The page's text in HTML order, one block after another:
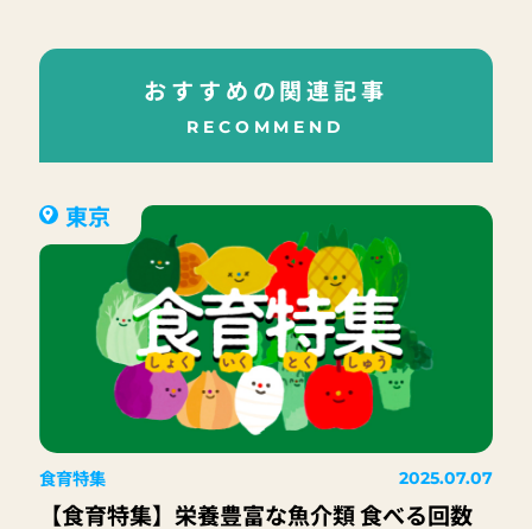
おすすめの関連記事
RECOMMEND
東京
食育特集 2025.07.07
【食育特集】栄養豊富な魚介類 食べる回数